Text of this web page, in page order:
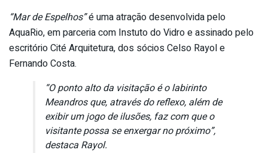
“Mar de Espelhos”é uma atração desenvolvida pelo
AquaRio, em parceria com Instuto do Vidro e assinado pelo
escritório Cité Arquitetura, dos sócios Celso Rayol e
Fernando Costa.
“O ponto alto da visitação é o labirinto
Meandros que, através do reflexo, além de
exibir um jogo de ilusões, faz com que o
visitante possa se enxergar no próximo”,
destaca Rayol.